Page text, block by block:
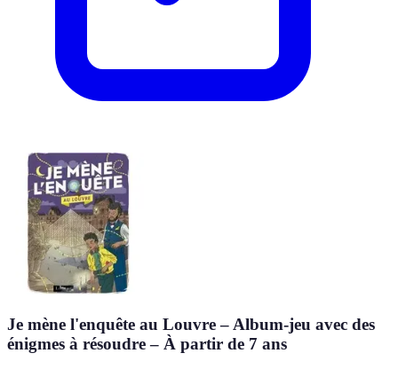
Je mène l'enquête au Louvre – Album-jeu avec des
énigmes à résoudre – À partir de 7 ans